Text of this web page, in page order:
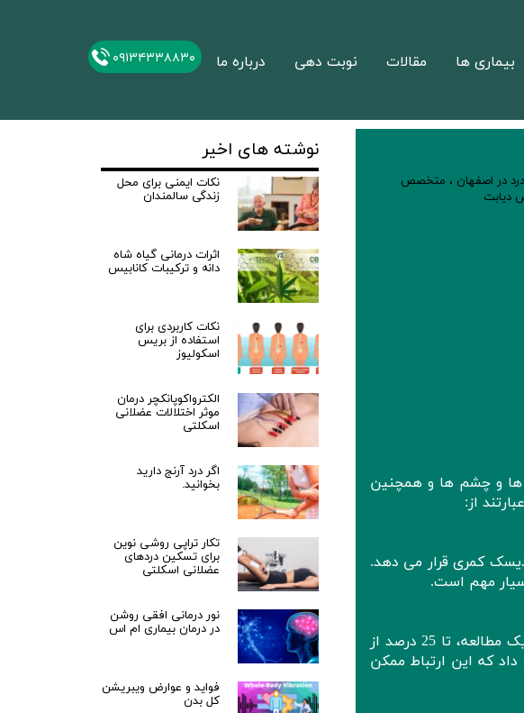
۰۹۱۳۴۳۳۸۸۳۰ بیماری ها مقالات نوبت دهی درباره ما
در اصفهان ، متخصص
دیابت
ها و چشم ها و همچنین
از:
دیسک کمری قرار می دهد.
مهم است.
دیابت ممکن است با ایجاد تنگی نخاعی به ویژه در ناحیه کمری ستون فقرات همراه باشد. طبق یک مطالعه، تا 25 درصد از
داد که این ارتباط ممکن
نوشته های اخیر
نکات ایمنی برای محل
زندگی سالمندان
اثرات درمانی گیاه شاه
دانه و ترکیبات کانابیس
نکات کاربردی برای
استفاده از بریس
اسکولیوز
الکترواکوپانکچر درمان
موثر اختلالات عضلانی
اسکلتی
اگر درد آرنج دارید
بخوانید.
تکار تراپی روشی نوین
برای تسکین دردهای
عضلانی اسکلتی
نور درمانی افقی روشن
در درمان بیماری ام اس
فواید و عوارض ویبریشن
کل بدن